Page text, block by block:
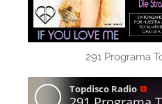
291 Programa